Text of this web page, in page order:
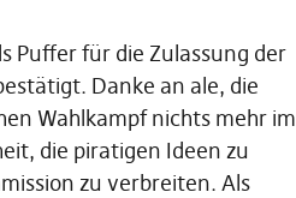
Puffer für die Zulassung der
Danke an ale, die
Wahlkampf nichts mehr im
die piratigen Ideen zu
zu verbreiten. Als